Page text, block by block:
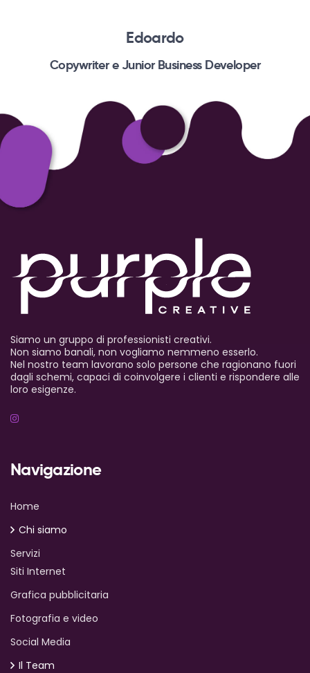
Edoardo
Copywriter e Junior Business Developer
Siamo un gruppo di professionisti creativi.
Non siamo banali, non vogliamo nemmeno esserlo.
Nel nostro team lavorano solo persone che ragionano fuori
dagli schemi, capaci di coinvolgere i clienti e rispondere alle
loro esigenze.
Navigazione
Home
Chi siamo
Servizi
Siti Internet
Grafica pubblicitaria
Fotografia e video
Social Media
Il Team